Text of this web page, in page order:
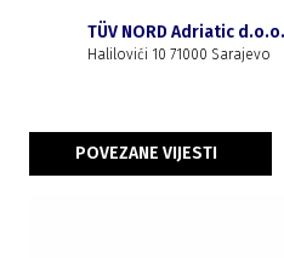
TÜV NORD Adriatic
Halilovići 10 71000 Sarajevo
POVEZANE VIJESTI